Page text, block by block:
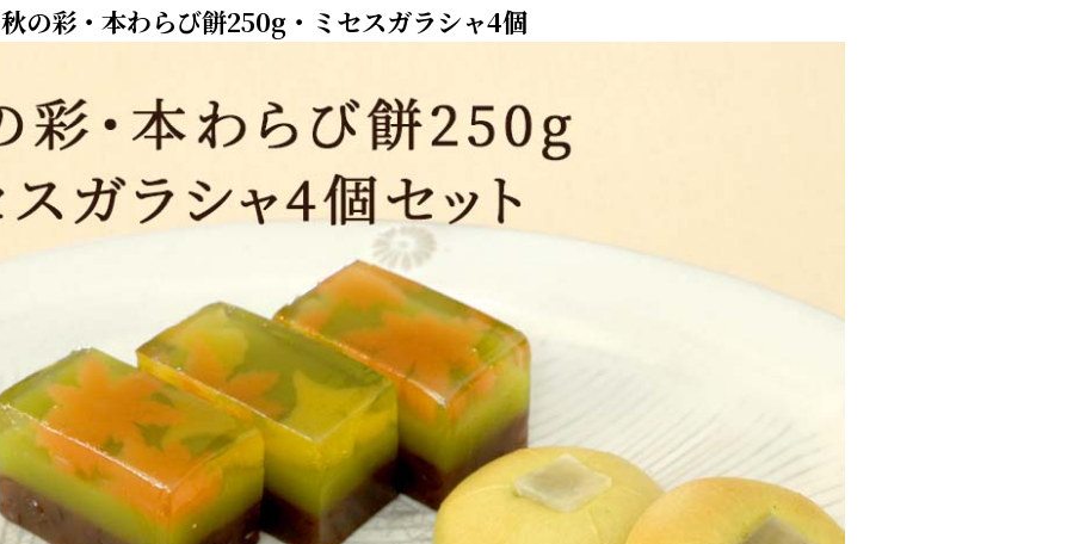
秋の彩・本わらび餅250g・ミセスガラシャ4個